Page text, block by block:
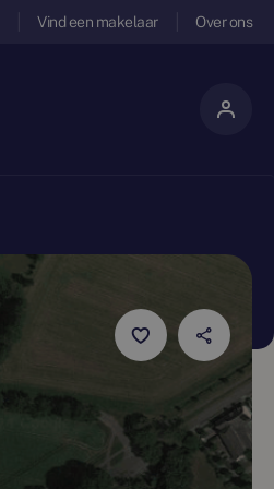
Vind een makelaar Over ons